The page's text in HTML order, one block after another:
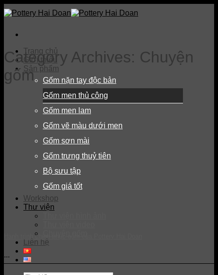
Skip
to
Trang chủ
Giới thiệu
Sản phẩm
Gốm nặn tay độc bản
Gốm men thủ công
Gốm men lam
Gốm vẽ màu dưới men
Gốm sơn mài
Gốm trưng thuỷ tiên
Bộ sưu tập
Gốm giá tốt
Workshop
Thư viện
Liên hệ
Category Archives: Chuyện
gốm
Hành trình chinh phục gốm của Pottery Hai Doan
...